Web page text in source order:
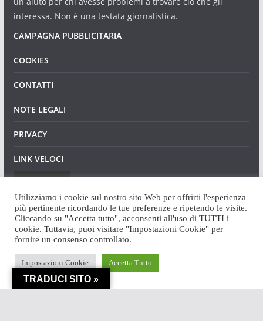
interessa. Non è una testata giornalistica.
CAMPAGNA PUBBLICITARIA
COOKIES
CONTATTI
NOTE LEGALI
PRIVACY
LINK VELOCI
ANNUNCI
Copyright © 2026 Angaweb. Tutti i diritti riservati.
Tema:ColorMagdi ThemeGrill. Powered by
Utilizziamo i cookie sul nostro sito Web per offrirti l'esperienza
più pertinente ricordando le tue preferenze e ripetendo le visite.
Cliccando su "Accetta tutto", acconsenti all'uso di TUTTI i
cookie. Tuttavia, puoi visitare "Impostazioni Cookie" per
fornire un consenso controllato.
Impostazioni Cookie Accetta Tutto
TRADUCI SITO »